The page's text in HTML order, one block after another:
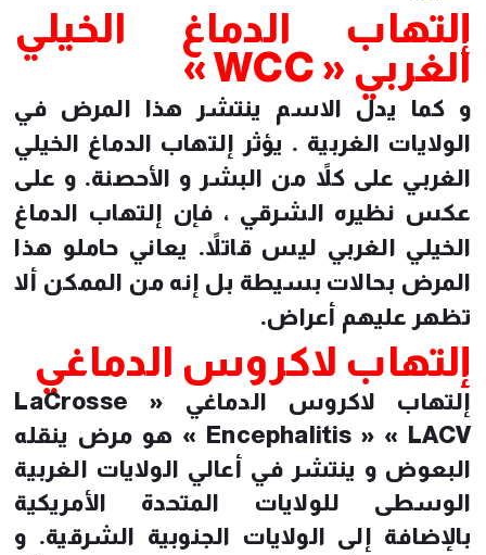
إلتهاب الدماغ الخيلي
الغربي « WCC »
و كما يدل الاسم ينتشر هذا المرض في
الولايات الغربية . يؤثر إلتهاب الدماغ الخيلي
الغربي على كلاً من البشر و الأحصنة. و على
عكس نظيره الشرقي ، فإن إلتهاب الدماغ
الخيلي الغربي ليس قاتلاً. يعاني حاملو هذا
المرض بحالات بسيطة بل إنه من الممكن ألا
تظهر عليهم أعراض.
إلتهاب لاكروس الدماغي
إلتهاب لاكروس الدماغي « LaCrosse
Encephalitis » « LACV » هو مرض ينقله
البعوض و ينتشر في أعالي الولايات الغربية
الوسطى للولايات المتحدة الأمريكية
بالإضافة إلى الولايات الجنوبية الشرقية. و